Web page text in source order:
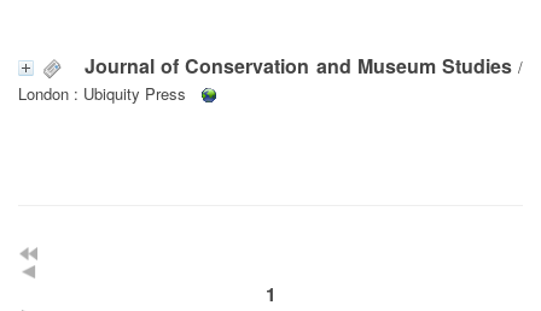
Journal of Conservation and Museum Studies/
London : Ubiquity Press
1